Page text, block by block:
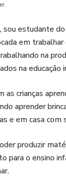
sou estudante
em
na
na educação
as crianças
aprender
e em casa com
produzir
para o ensino